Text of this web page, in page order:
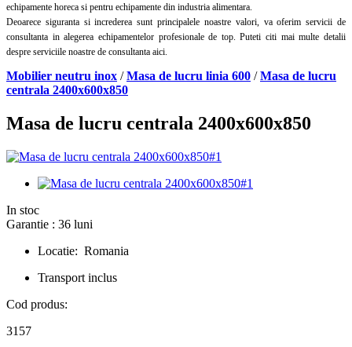
echipamente horeca si pentru echipamente din industria alimentara.
Deoarece siguranta si increderea sunt principalele noastre valori, va oferim servicii de
consultanta in alegerea echipamentelor profesionale de top. Puteti citi mai multe detalii
despre serviciile noastre de consultanta aici.
Mobilier neutru inox /Masa de lucru linia 600 /Masa de lucru
centrala 2400x600x850
Masa de lucru centrala 2400x600x850
In stoc
Garantie : 36 luni
Locatie: Romania
Transport inclus
Cod produs:
3157